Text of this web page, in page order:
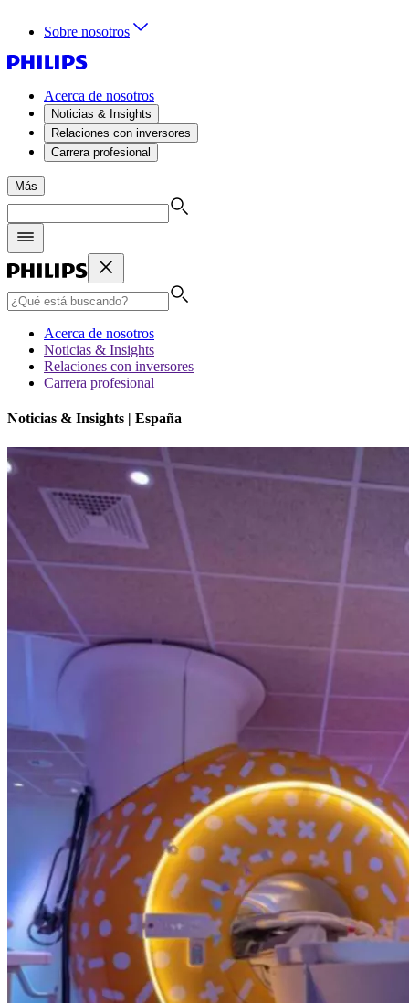
Sobre nosotros
Acerca de nosotros
Noticias & Insights
Relaciones con inversores
Carrera profesional
Más
Acerca de nosotros
Noticias & Insights
Relaciones con inversores
Carrera profesional
Noticias & Insights | España